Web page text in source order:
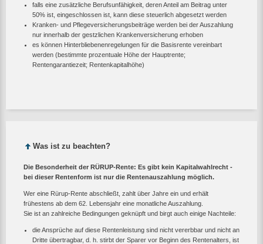
falls eine zusätzliche Berufsunfähigkeit, deren Anteil am Beitrag unter
50% ist, eingeschlossen ist, kann diese steuerlich abgesetzt werden
Kranken- und Pflegeversicherungsbeiträge werden bei der Auszahlung
nur innerhalb der gestzlichen Krankenversicherung erhoben
es können Hinterbliebenenregelungen für die Basisrente vereinbart
werden (bestimmte prozentuale Höhe der Hauptrente;
Rentengarantiezeit; Rentenkapitalhöhe)
Was ist zu beachten?
Die Besonderheit der RÜRUP-Rente: Es gibt kein Kapitalwahlrecht -
bei dieser Rentenform ist nur die Rentenauszahlung möglich.
Wer eine Rürup-Rente abschließt, zahlt über Jahre ein und erhält
frühestens ab dem 62. Lebensjahr eine monatliche Auszahlung.
Sie ist an zahlreiche Bedingungen geknüpft und birgt auch einige Nachteile:
die Ansprüche auf diese Rentenleistung sind nicht vererbbar und nicht an
Dritte übertragbar, d. h. stirbt der Sparer vor Beginn des Rentenalters, ist